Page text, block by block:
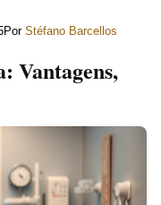
Por Stéfano Barcellos
Vantagens,